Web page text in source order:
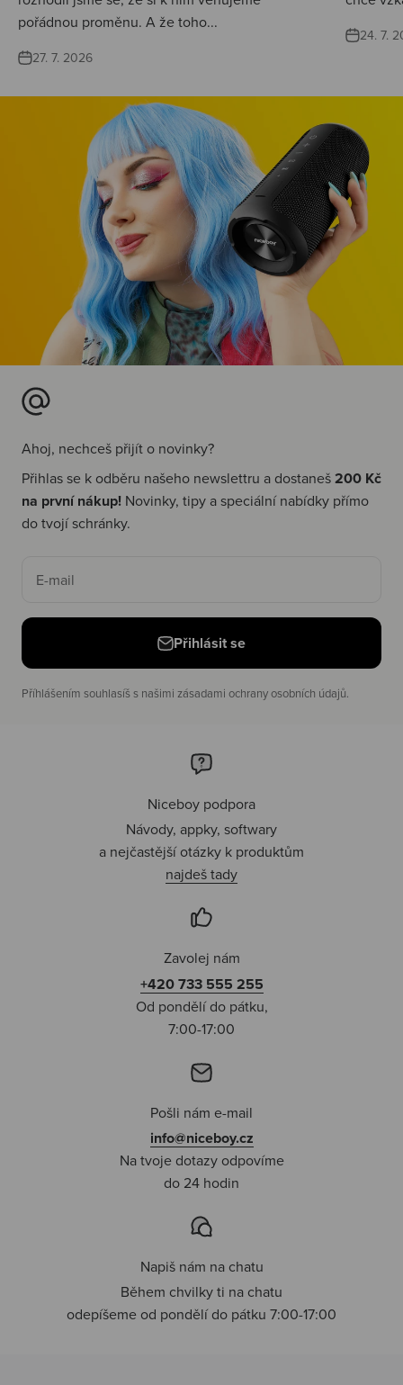
pořádnou proměnu. A že toho...
27. 7. 2026
24. 7.
Ahoj, nechceš přijít o novinky?
Přihlas se k odběru našeho newslettru a dostaneš200 Kč
na první nákup! Novinky, tipy a speciální nabídky přímo
do tvojí schránky.
E-mail
Přihlásit se
Příhlášením souhlasíš s našimi zásadami ochrany osobních údajů.
Niceboy podpora
Návody, appky, softwary
a nejčastější otázky k produktům
najdeš tady
Zavolej nám
+420 733 555 255
Od pondělí do pátku,
7:00-17:00
Pošli nám e-mail
info@niceboy.cz
Na tvoje dotazy odpovíme
do 24 hodin
Napiš nám na chatu
Během chvilky ti na chatu
odepíšeme od pondělí do pátku 7:00-17:00